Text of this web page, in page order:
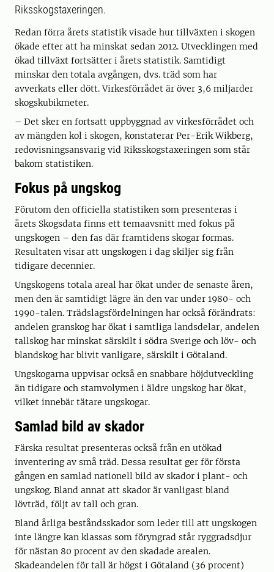
Riksskogstaxeringen.
Redan förra årets statistik visade hur tillväxten i skogen
ökade efter att ha minskat sedan 2012. Utvecklingen med
ökad tillväxt fortsätter i årets statistik. Samtidigt
minskar den totala avgången, dvs. träd som har
avverkats eller dött. Virkesförrådet är över 3,6 miljarder
skogskubikmeter.
– Det sker en fortsatt uppbyggnad av virkesförrådet och
av mängden kol i skogen, konstaterar Per-Erik Wikberg,
redovisningsansvarig vid Riksskogstaxeringen som står
bakom statistiken.
Fokus på ungskog
Förutom den officiella statistiken som presenteras i
årets Skogsdata finns ett temaavsnitt med fokus på
ungskogen – den fas där framtidens skogar formas.
Resultaten visar att ungskogen i dag skiljer sig från
tidigare decennier.
Ungskogens totala areal har ökat under de senaste åren,
men den är samtidigt lägre än den var under 1980- och
1990-talen. Trädslagsfördelningen har också förändrats:
andelen granskog har ökat i samtliga landsdelar, andelen
tallskog har minskat särskilt i södra Sverige och löv- och
blandskog har blivit vanligare, särskilt i Götaland.
Ungskogarna uppvisar också en snabbare höjdutveckling
än tidigare och stamvolymen i äldre ungskog har ökat,
vilket innebär tätare ungskogar.
Samlad bild av skador
Färska resultat presenteras också från en utökad
inventering av små träd. Dessa resultat ger för första
gången en samlad nationell bild av skador i plant- och
ungskog. Bland annat att skador är vanligast bland
lövträd, följt av tall och gran.
Bland årliga beståndsskador som leder till att ungskogen
inte längre kan klassas som föryngrad står ryggradsdjur
för nästan 80 procent av den skadade arealen.
Skadeandelen för tall är högst i Götaland (36 procent)